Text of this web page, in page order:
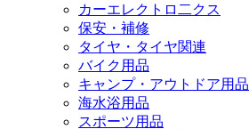
カーエレクトロ二クス
保安・補修
タイヤ・タイヤ関連
バイク用品
キャンプ・アウトドア用品
海水浴用品
スポーツ用品